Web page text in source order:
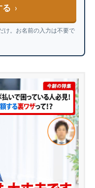
る
け。お名前の入力は不要で